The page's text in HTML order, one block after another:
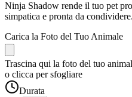
Ninja Shadow rende il tuo pet
simpatica e pronta da condividere.
Carica la Foto del Tuo Animale
Trascina qui la foto del tuo
o clicca per sfogliare
Durata